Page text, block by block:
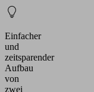
Einfacher
und
zeitsparender
Aufbau
von
zwei